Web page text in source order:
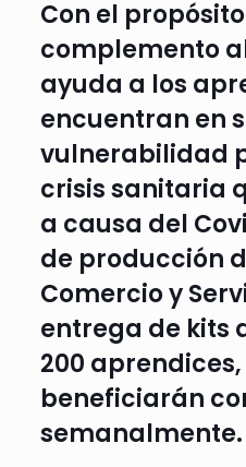
Con el
complemento
ayuda a los
encuentran en
vulnerabilidad
crisis sanitaria
a causa del
de producción
Comercio y
entrega de kits
200
beneficiarán
semanalmente.